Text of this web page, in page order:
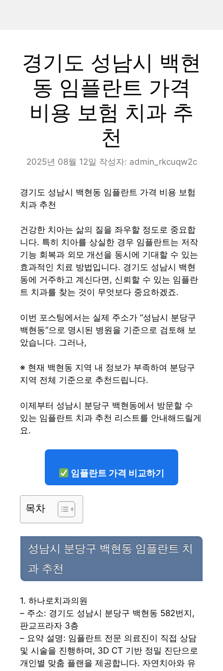
경기도 성남시 백현
동 임플란트 가격
비용 보험 치과 추
천
2025년 08월 12일 작성자: admin_rkcuqw2c
경기도 성남시 백현동 임플란트 가격 비용 보험
치과 추천
건강한 치아는 삶의 질을 좌우할 정도로 중요합
니다. 특히 치아를 상실한 경우 임플란트는 저작
기능 회복과 외모 개선을 동시에 기대할 수 있는
효과적인 치료 방법입니다. 경기도 성남시 백현
동에 거주하고 계신다면, 신뢰할 수 있는 임플란
트 치과를 찾는 것이 무엇보다 중요하겠죠.
이번 포스팅에서는 실제 주소가 “성남시 분당구
백현동”으로 명시된 병원을 기준으로 검토해 보
았습니다. 그러나,
※ 현재 백현동 지역 내 정보가 부족하여 분당구
지역 전체 기준으로 추천드립니다.
이제부터 성남시 분당구 백현동에서 방문할 수
있는 임플란트 치과 추천 리스트를 안내해드릴게
요.
임플란트 가격 비교하기
목차
성남시 분당구 백현동 임플란트 치
과 추천
1. 하나로치과의원
– 주소: 경기도 성남시 분당구 백현동 582번지,
판교프라자 3층
– 요약 설명: 임플란트 전문 의료진이 직접 상담
및 시술을 진행하며, 3D CT 기반 정밀 진단으로
개인별 맞춤 플랜을 제공합니다. 자연치아와 유